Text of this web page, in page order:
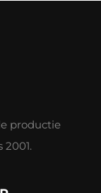
productie
2001.